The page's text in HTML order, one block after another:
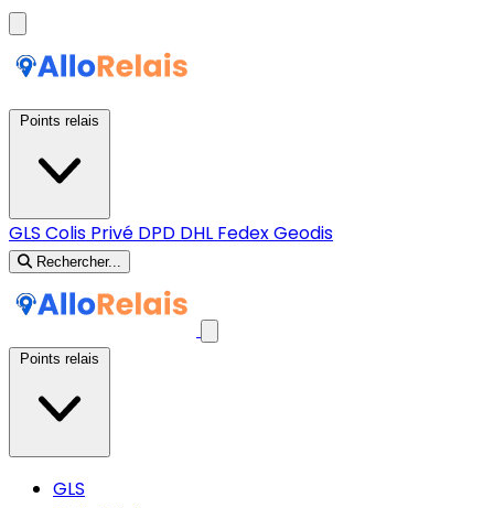
GLS Colis Privé DPD DHL FedexGeodis
Rechercher...
GLS